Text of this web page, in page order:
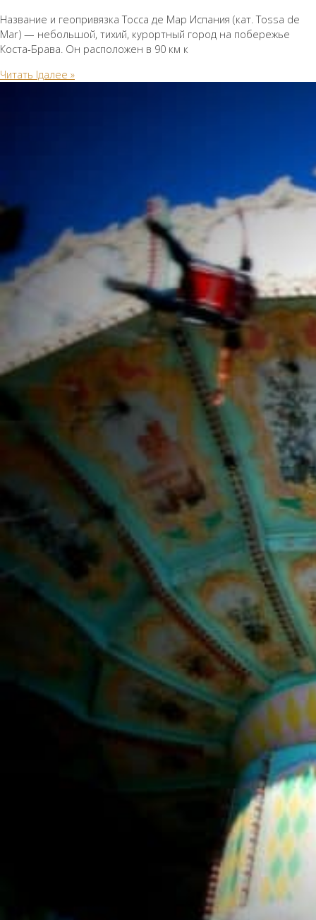
Название и геопривязка Тосса де Мар Испания (кат. Tossa de
Mar) — небольшой, тихий, курортный город на побережье
Коста-Брава. Он расположен в 90 км к
Читать lдалее »